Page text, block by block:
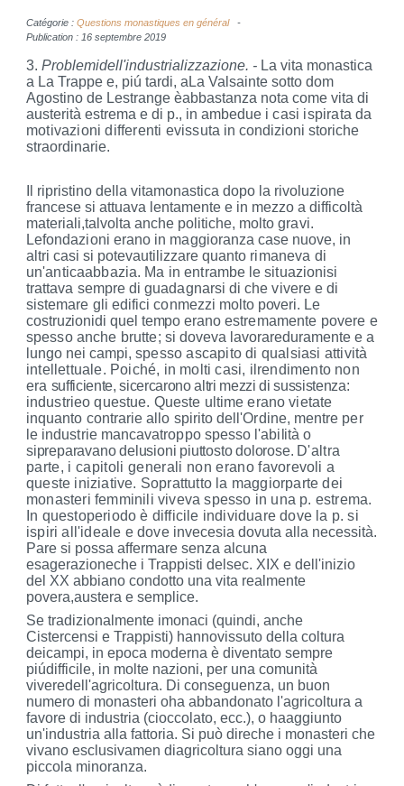
Catégorie : Questions monastiques en général
Publication : 16 septembre 2019
3. Problemidell'industrializzazione. - La vita monastica
a La Trappe e, piú tardi, aLa Valsainte sotto dom
Agostino de Lestrange èabbastanza nota come vita di
austerità estrema e di p., in ambedue i casi ispirata da
motivazioni differenti evissuta in condizioni storiche
straordinarie.
Il ripristino della vitamonastica dopo la rivoluzione
francese si attuava lentamente e in mezzo a difficoltà
materiali,talvolta anche politiche, molto gravi.
Lefondazioni erano in maggioranzacase nuove, in
altri casi si potevautilizzare quanto rimaneva di
un'anticaabbazia. Ma in entrambe le situazionisi
trattava sempre di guadagnarsi di che vivere e di
sistemare gli edifici conmezzi molto poveri. Le
costruzionidi quel tempo erano estremamente povere e
spesso anche brutte; sidoveva lavorareduramente e a
lungo nei campi, spesso ascapito di qualsiasi attività
intellettuale. Poiché, in molti casi, ilrendimento non
era sufficiente, sicercarono altri mezzi di sussistenza:
industrieo questue. Queste ultime erano vietate
inquanto contrarie allo spirito dell'Ordine, mentre per
le industrie mancavatroppo spesso l'abi lità o
sipreparavano delusioni piuttosto dolorose. D'altra
parte, i capitoli generali non erano favorevoli a
queste iniziative. Soprattutto la maggiorparte dei
monasteri femminili viveva spesso in una p. estrema.
In questoperiodo è difficile individuare dove la p. si
ispiri all'ideale e dove invecesia dovuta alla necessità.
Pare si possa affermare senza alcuna
esagerazioneche i Trappi­sti delsec. XIX e dell'inizio
del XX abbiano condot­to una vita realmente
povera,austera e sem­plice.
Se tradizionalmente imonaci (quindi, anche
Cistercensi e Trappisti) hannovissuto della col tura
deicampi, in epoca moderna è diventato sem­pre
piúdifficile, in molte nazioni, per una comu­nità
viveredell'agricoltura. Di conseguenza, un buon
numero di monasteri oha abbandonato l'agricoltura a
favore di industria (cioccolato, ecc.), o haaggiunto
un'industria alla fattoria. Si può direche i monasteri che
vivano esclusivamen­ diagricoltura siano oggi una
piccola minoranza.